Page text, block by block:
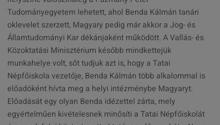
Tudományegyetem lehetett, ahol Benda Kálmán tanári
oklevelet szerzett, Magyary pedig már akkor a Jog- és
Államtudományi Kar dékánjaként működött. A Vallás- és
Közoktatási Minisztérium később mindkettejük
munkahelye volt, sőt tudjuk azt is, hogy a Tatai
Népfőiskola vezetője, Benda Kálmán több alkalommal is
előadóként hívta meg a helyi intézménybe Magyaryt.
Előadását egy olyan Benda idézettel zárta, mely
egyértelműen kivételesnek minősíti a Tatai Népfőiskolát